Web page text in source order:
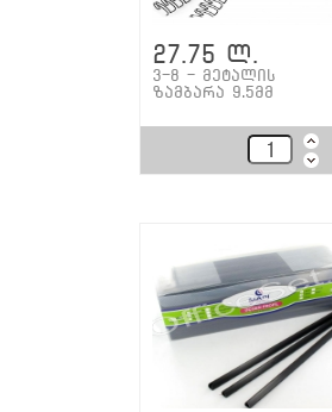
27.75 ლ.
3-8 - მეტალის
ზამბარა 9.5მმ